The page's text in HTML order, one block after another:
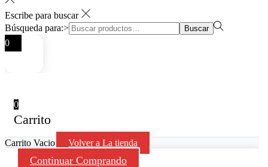
Escribe para buscar
Búsqueda para:>
Buscar
0
0
Carrito
Carrito Vacio Volver a La tienda
Continuar Comprando